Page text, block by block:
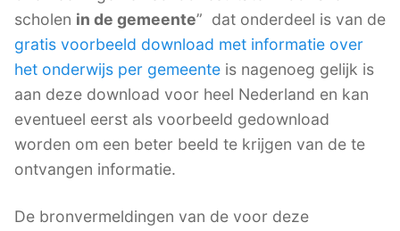
scholen in de gemeente” dat onderdeel is van de
gratis voorbeeld download met informatie over
het onderwijs per gemeente is nagenoeg gelijk is
aan deze download voor heel Nederland en kan
eventueel eerst als voorbeeld gedownload
worden om een beter beeld te krijgen van de te
ontvangen informatie.
De bronvermeldingen van de voor deze